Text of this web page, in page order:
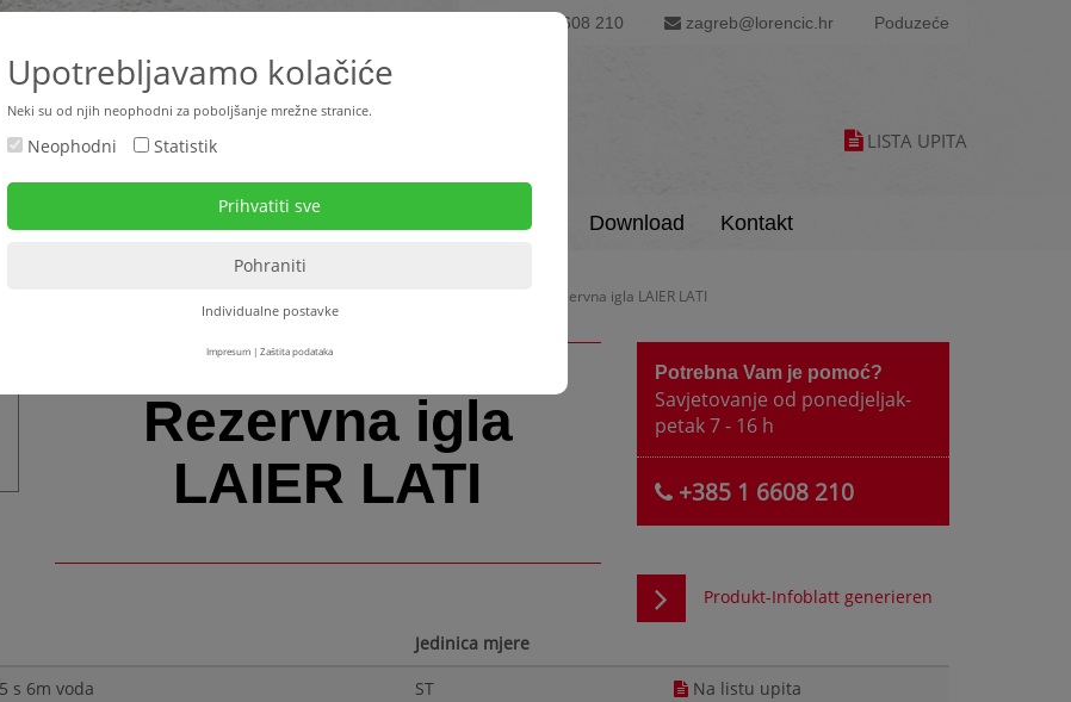
+385 1 6608 210 zagreb@lorencic.hr Poduzeće
LISTA UPITA
Aktualno Servis Download Kontakt
za beton - pretvarači frekvencije > Rezervna igla LAIER LATI
Rezervna igla
LAIER LATI
Potrebna Vam je pomoć?
Savjetovanje od ponedjeljak-
petak 7 - 16 h
+385 1 6608 210
Produkt-Infoblatt generieren
Jedinica mjere
s 6m voda ST
Na listu upita
Upotrebljavamo kolačiće
Neki su od njih neophodni za poboljšanje mrežne stranice.
Neophodni Statistik
Individualne postavke
Impresum | Zaštita podataka